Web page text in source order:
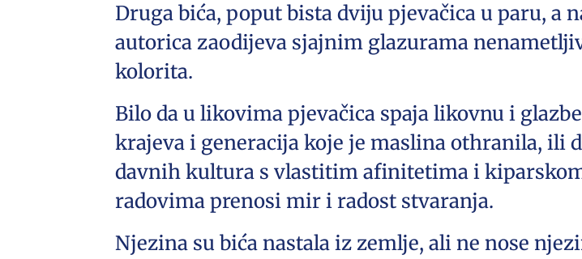
Druga bića, poput bista dviju pjevačica u paru, a
autorica zaodijeva sjajnim glazurama
kolorita.
Bilo da u likovima pjevačica spaja likovnu i
krajeva i generacija koje je maslina othranila, ili
davnih kultura s vlastitim afinitetima i
radovima prenosi mir i radost stvaranja.
Njezina su bića nastala iz zemlje, ali ne nose